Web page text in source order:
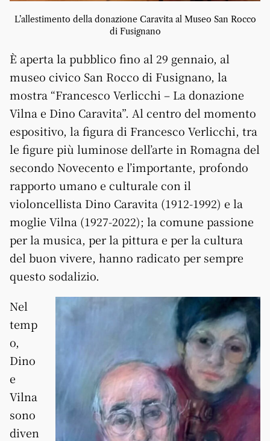
L’allestimento della donazione Caravita al Museo San Rocco
di Fusignano
È aperta la pubblico fino al 29 gennaio, al
museo civico San Rocco di Fusignano, la
mostra “Francesco Verlicchi – La donazione
Vilna e Dino Caravita”. Al centro del momento
espositivo, la figura di Francesco Verlicchi, tra
le figure più luminose dell’arte in Romagna del
secondo Novecento e l’importante, profondo
rapporto umano e culturale con il
violoncellista Dino Caravita (1912-1992) e la
moglie Vilna (1927-2022); la comune passione
per la musica, per la pittura e per la cultura
del buon vivere, hanno radicato per sempre
questo sodalizio.
Nel
temp
o,
Dino
e
Vilna
sono
diven